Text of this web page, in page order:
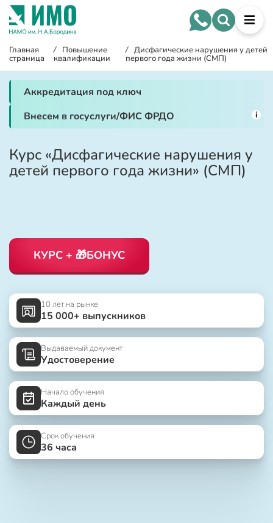
Главная
страница
/ Повышение
квалификации
/ Дисфагические нарушения у детей
первого года жизни (СМП)
Аккредитация под ключ
Внесем в госуслуги/ФИС ФРДО
i
Курс «Дисфагические нарушения у
детей первого года жизни» (СМП)
КУРС + 🎁БОНУС
10 лет на рынке
15 000+ выпускников
Выдаваемый документ
Удостоверение
Начало обучения
Каждый день
Срок обучения
36 часа